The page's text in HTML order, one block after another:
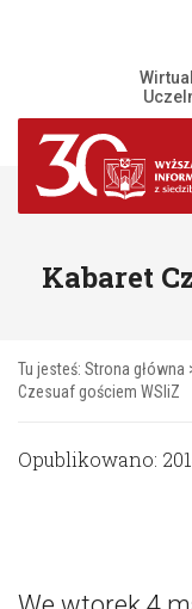
Kabaret
Tu jesteś: Strona główna
Czesuaf gościem WSIiZ
Opublikowano: